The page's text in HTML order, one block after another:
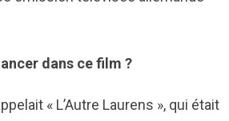
dans ce film ?
« L’Autre Laurens », qui était